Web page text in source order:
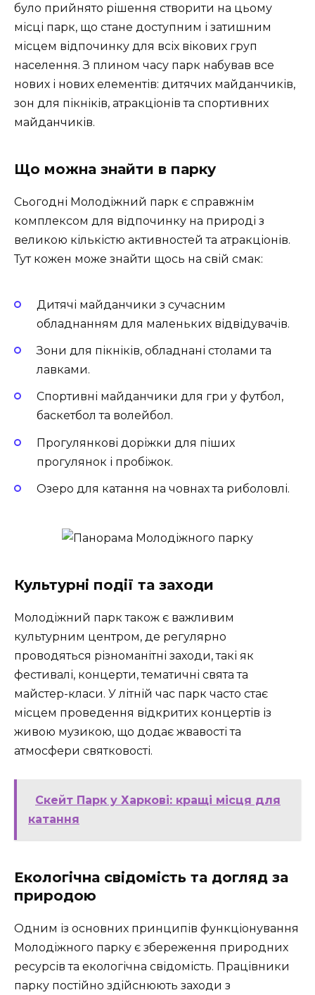
було прийнято рішення створити на цьому
місці парк, що стане доступним і затишним
місцем відпочинку для всіх вікових груп
населення. З плином часу парк набував все
нових і нових елементів: дитячих майданчиків,
зон для пікніків, атракціонів та спортивних
майданчиків.
Що можна знайти в парку
Сьогодні Молодіжний парк є справжнім
комплексом для відпочинку на природі з
великою кількістю активностей та атракціонів.
Тут кожен може знайти щось на свій смак:
Дитячі майданчики з сучасним
обладнанням для маленьких відвідувачів.
Зони для пікніків, обладнані столами та
лавками.
Спортивні майданчики для гри у футбол,
баскетбол та волейбол.
Прогулянкові доріжки для піших
прогулянок і пробіжок.
Озеро для катання на човнах та риболовлі.
Культурні події та заходи
Молодіжний парк також є важливим
культурним центром, де регулярно
проводяться різноманітні заходи, такі як
фестивалі, концерти, тематичні свята та
майстер-класи. У літній час парк часто стає
місцем проведення відкритих концертів із
живою музикою, що додає жвавості та
атмосфери святковості.
Скейт Парк у Харкові: кращі місця для
катання
Екологічна свідомість та догляд за
природою
Одним із основних принципів функціонування
Молодіжного парку є збереження природних
ресурсів та екологічна свідомість. Працівники
парку постійно здійснюють заходи з